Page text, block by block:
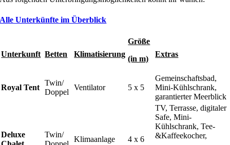
Alle Unterkünfte im Überblick
Unterkunft Betten Klimatisierung
Größe
(in m)
Extras
Royal Tent
Twin/
Doppel
Ventilator 5 x 5
Gemeinschaftsbad,
Mini-Kühlschrank,
garantierter Meerblick
Deluxe
Twin/
Klimaanlage 4 x 6
TV, Terrasse, digitaler
Safe, Mini-
Kühlschrank, Tee-
&Kaffeekocher,